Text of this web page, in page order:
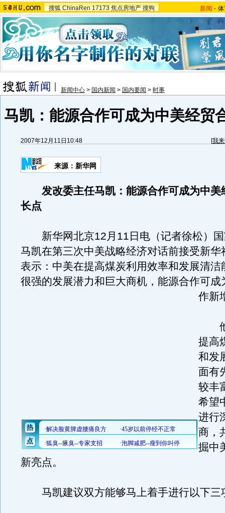
搜狐 ChinaRen 17173 焦点房地产 搜狗 新闻 -
新闻中心 > 国内新闻 > 国内要闻 > 时事
马凯：能源合作可成为中美经贸
2007年12月11日10:48 [我
来源：新华网
发改委主任马凯：能源合作可成为中美
长点
新华网北京12月11日电（记者徐松）国
马凯在第三次中美战略经济对话前接受新华
表示：中美在提高煤炭利用效率和发展清洁
很强的发展潜力和巨大商机，能源合作可成
作新
他
提高
和发
面有
较丰
希望
进行
商，
掘中
新亮点。
马凯建议双方能够马上着手进行以下三